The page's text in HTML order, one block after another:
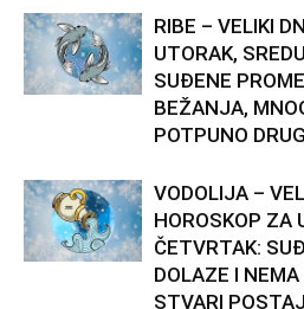
RIBE – VELIKI
UTORAK,
SUĐENE
BEŽANJA,
POTPUNO
VODOLIJA –
HOROSKOP ZA
ČETVRTAK:
DOLAZE I
STVARI